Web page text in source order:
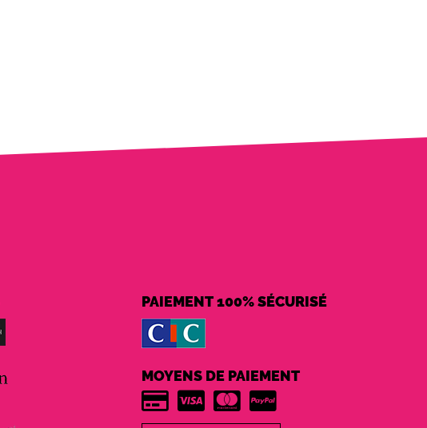
PAIEMENT 100% SÉCURISÉ
MOYENS DE PAIEMENT